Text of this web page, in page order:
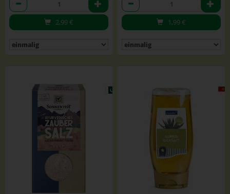
2,99€ 1,99€